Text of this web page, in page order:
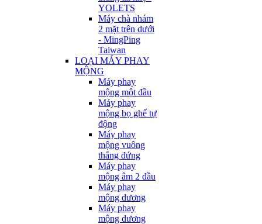
YOLETS
Máy chà nhám
2 mặt trên dưới
- MingPing
Taiwan
LOẠI MÁY PHAY
MỘNG
Máy phay
mộng một đầu
Máy phay
mộng bọ ghế tự
động
Máy phay
mộng vuông
thẳng đứng
Máy phay
mộng âm 2 đầu
Máy phay
mộng dương
Máy phay
mộng dương